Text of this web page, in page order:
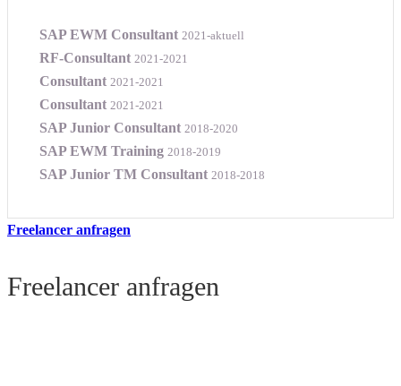
SAP EWM Consultant 2021-aktuell
RF-Consultant 2021-2021
Consultant 2021-2021
Consultant 2021-2021
SAP Junior Consultant 2018-2020
SAP EWM Training 2018-2019
SAP Junior TM Consultant 2018-2018
Freelancer anfragen
Freelancer anfragen